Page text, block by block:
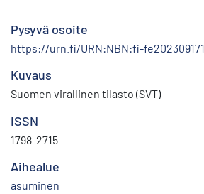
Pysyvä osoite
https://urn.fi/URN:NBN:fi-
Kuvaus
Suomen virallinen tilasto (SVT)
ISSN
1798-2715
Aihealue
asuminen